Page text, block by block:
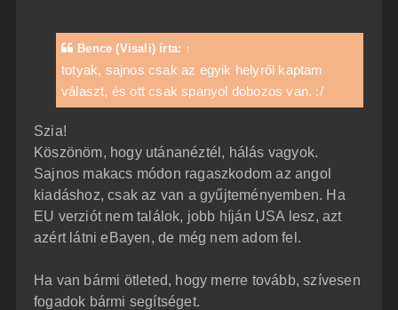
Bence (Visali)írta: ↑
totyak, sajnos csak az egyik helyről kaptam
választ, és ott csak spanyol dobozos van. :/
Szia!
Köszönöm, hogy utánanéztél, hálás vagyok.
Sajnos makacs módon ragaszkodom az angol
kiadáshoz, csak az van a gyűjteményemben. Ha
EU verziót nem találok, jobb híján USA lesz, azt
azért látni eBayen, de még nem adom fel.
Ha van bármi ötleted, hogy merre tovább, szívesen
fogadok bármi segítséget.